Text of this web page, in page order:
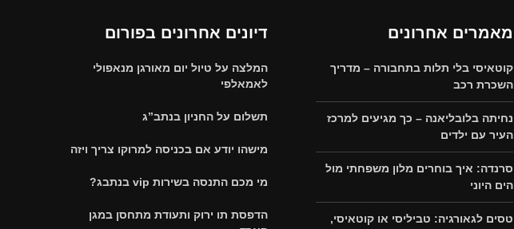
מאמרים אחרונים
קוטאיסי בלי תלות בתחבורה – מדריך
השכרת רכב
נחיתה בלובליאנה – כך מגיעים למרכז
העיר עם ילדים
סרנדה: איך בוחרים מלון משפחתי מול
הים היוני
טסים לגאורגיה: טביליסי או קוטאיסי,
דיונים אחרונים בפורום
המלצה על טיול יום מאורגן מנאפולי
לאמאלפי
תשלום על החניון בנתב”ג
מישהו יודע אם בכניסה למרוקו צריך ויזה
מי מכם התנסה בשירות vip בנתבג?
הדפסת תו ירוק ותעודת מתחסן במגן